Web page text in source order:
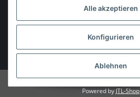
Alle akzeptieren
Konfigurieren
Ablehnen
Powered by JTL-Shop